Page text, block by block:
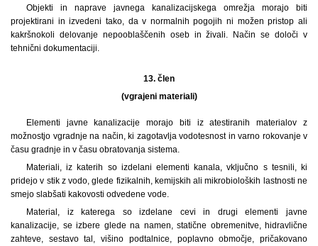
Objekti in naprave javnega kanalizacijskega omrežja morajo biti
projektirani in izvedeni tako, da v normalnih pogojih ni možen pristop ali
kakršnokoli delovanje nepooblaščenih oseb in živali. Način se določi v
tehnični dokumentaciji.
13. člen
(vgrajeni materiali)
Elementi javne kanalizacije morajo biti iz atestiranih materialov z
možnostjo vgradnje na način, ki zagotavlja vodotesnost in varno rokovanje v
času gradnje in v času obratovanja sistema.
Materiali, iz katerih so izdelani elementi kanala, vključno s tesnili, ki
pridejo v stik z vodo, glede fizikalnih, kemijskih ali mikrobioloških lastnosti ne
smejo slabšati kakovosti odvedene vode.
Material, iz katerega so izdelane cevi in drugi elementi javne
kanalizacije, se izbere glede na namen, statične obremenitve, hidravlične
zahteve, sestavo tal, višino podtalnice, poplavno območje, pričakovano